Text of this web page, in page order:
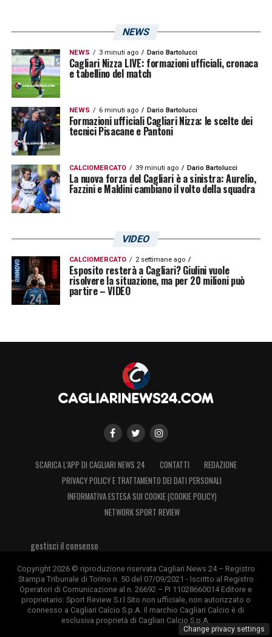
NEWS
NEWS 3 minuti ago Dario Bartolucci
Cagliari Nizza LIVE: formazioni ufficiali, cronaca
e tabellino del match
NEWS 6 minuti ago Dario Bartolucci
Formazioni ufficiali Cagliari Nizza: le scelte dei
tecnici Pisacane e Pantoni
CALCIOMERCATO 39 minuti ago Dario Bartolucci
La nuova forza del Cagliari è a sinistra: Aurelio,
Fazzini e Maldini cambiano il volto della squadra
VIDEO
CALCIOMERCATO 2 settimane ago
Esposito resterà a Cagliari? Giulini vuole
risolvere la situazione, ma per 20 milioni può
partire – VIDEO
SCARICA L’APP DI CAGLIARI NEWS 24 CONTATTI
REDAZIONE
PRIVACY POLICY E TRATTAMENTO DEI DATI PERSONALI
INFORMATIVA ESTESA SUI COOKIE (COOKIE POLICY)
NETWORK SPORT REVIEW
gestisci il consenso
Copyright 2026 © riproduzione riservata Cagliari News 24 – Registro
Stampa Tribunale di Torino n. 50 del 07/09/2021 - Iscritto al Registro
Operatori di Comunicazione al n. 26692 – PI 11028660014 Editore e
proprietario: Sport Review S.r.l Sito non ufficiale, non autorizzato o
connesso a Cagliari Calcio S.p.A. Il marchio Cagliari Calcio è di
esclusiva proprietà di Cagliari Calcio S.p.A.
Change privacy settings